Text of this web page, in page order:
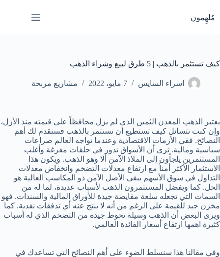
إلى
المحتوى
مُلهِمون
كيف تستثمر بالذهب | 5 طرق لبيع وشراء الذهب
اسراء السايس 7 مايو، 2022 مشاريع مربحة
يعتبر الذهب المعدن الثمين الذي لم يزل محافظاً على قيمته منذ الأزل،
وإن كنت تتسائل كيف تستطيع أن تستثمر بالذهب فسنقدم لك أهم
النصائح. ففي الأزمات الاقتصادية وعندما تواجه العالم صراعات
سياسية ومالية. ترى أن الأسواق تدور في حلقات مفرغة وأغلب
المستثمرين يلجأون إلى الملاذ الآمن ألا وهو الذهب. ويكون هذا
الاستثمار الأكثر أمناً مع ارتفاع معدلات التضخم وانخفاض معدلات
التداول في سوق الأسهم يبقى الأصل الآمن ذو المكاسب العالية هو
الحل. كما ويفضل المستثمرون الذهب لأسباب عديدة، لما له من
السمات التي تجعله سلعة مقايضة جيدة للأوراق المالية والسندات. فهو
مخزن جيد للقيمة على الرغم من أنه لا ينتج عنه أي تدفقات نقدية. كما
ويرى البعض أن الذهب وسيلة تحوط جيدة من التضخم الذي له أسباب
كثيرة اهمها ارتفاع أسعار الفائدة العالمي.
وفي مقالنا هذا سنسلط الضوء على أهم النصائح التي تساعدك في